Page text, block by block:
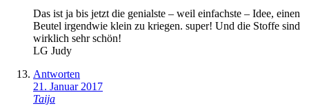
Das ist ja bis jetzt die genialste – weil einfachste – Idee, einen
Beutel irgendwie klein zu kriegen. super! Und die Stoffe sind
wirklich sehr schön!
LG Judy
Antworten
21. Januar 2017
Taija